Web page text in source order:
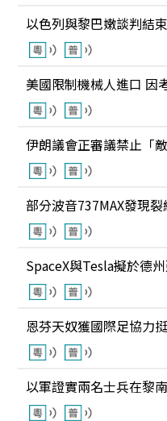
以色列與黎巴嫩談判結
美國限制機械人進口 因
伊朗議會正審議禁止「
部分波音737MAX發現
SpaceX與Tesla擬於德
恩芬天奴獲國際足協力
以軍證實兩名士兵在黎